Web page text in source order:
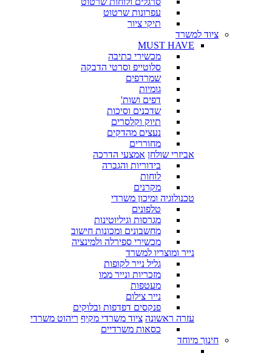
עפרונות שרטוט
תיקי ציור
ציוד למשרד
MUST HAVE
מכשירי כתיבה
סלוטייפ וסרטי הדבקה
שמרדפים
גומיות
דפים ושות'
שדכנים וסיכות
תיוק וקלסרים
נעצים מהדקים
מחוררים
אביזרי שולחן אמצעי הדרכה
בידוריות והגברה
לוחות
מקרנים
טכנולוגיה ומיכון משרדי
טלפונים
מגרסות וגיליוטינות
מחשבונים ומכונות חישוב
מכשירי ספירלה ולמינציה
נייר ומוצריו למשרד
גליל נייר לקופות
מזכריות ונייר ממו
מעטפות
נייר צילום
פנקסים דפדפות ובלוקים
עזרה ראשונה ציוד משרדי מקיף ריהוט משרדי
כסאות משרדיים
חינוך מיוחד